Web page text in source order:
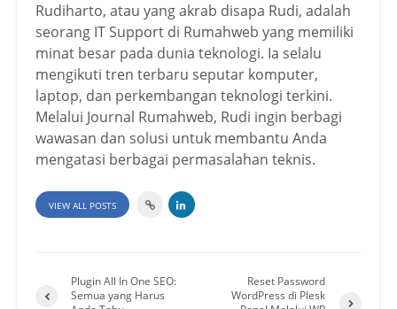
Rudiharto, atau yang akrab disapa Rudi, adalah
seorang IT Support di Rumahweb yang memiliki
minat besar pada dunia teknologi. Ia selalu
mengikuti tren terbaru seputar komputer,
laptop, dan perkembangan teknologi terkini.
Melalui Journal Rumahweb, Rudi ingin berbagi
wawasan dan solusi untuk membantu Anda
mengatasi berbagai permasalahan teknis.
VIEW ALL POSTS
Plugin All In One SEO:
Semua yang Harus
Reset Password
WordPress di Plesk